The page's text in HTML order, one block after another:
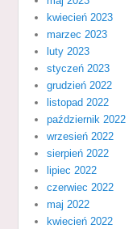
kwiecień 2023
marzec 2023
luty 2023
styczeń 2023
grudzień 2022
listopad 2022
październik 2022
wrzesień 2022
sierpień 2022
lipiec 2022
czerwiec 2022
maj 2022
kwiecień 2022